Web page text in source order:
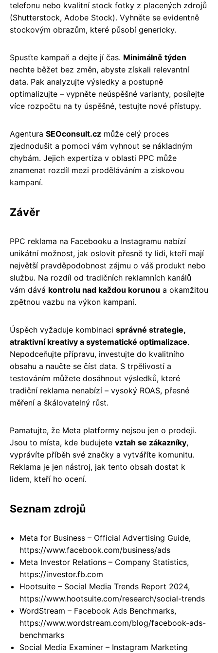
telefonu nebo kvalitní stock fotky z placených zdrojů
(Shutterstock, Adobe Stock). Vyhněte se evidentně
stockovým obrazům, které působí genericky.
Spusťte kampaň a dejte jí čas. Minimálně týden
nechte běžet bez změn, abyste získali relevantní
data. Pak analyzujte výsledky a postupně
optimalizujte – vypněte neúspěšné varianty, posílejte
více rozpočtu na ty úspěšné, testujte nové přístupy.
Agentura SEOconsult.cz může celý proces
zjednodušit a pomoci vám vyhnout se nákladným
chybám. Jejich expertíza v oblasti PPC může
znamenat rozdíl mezi proděláváním a ziskovou
kampaní.
Závěr
PPC reklama na Facebooku a Instagramu nabízí
unikátní možnost, jak oslovit přesně ty lidi, kteří mají
největší pravděpodobnost zájmu o váš produkt nebo
službu. Na rozdíl od tradičních reklamních kanálů
vám dává kontrolu nad každou korunou a okamžitou
zpětnou vazbu na výkon kampaní.
Úspěch vyžaduje kombinaci správné strategie,
atraktivní kreativy a systematické optimalizace.
Nepodceňujte přípravu, investujte do kvalitního
obsahu a naučte se číst data. S trpělivostí a
testováním můžete dosáhnout výsledků, které
tradiční reklama nenabízí – vysoký ROAS, přesné
měření a škálovatelný růst.
Pamatujte, že Meta platformy nejsou jen o prodeji.
Jsou to místa, kde budujete vztah se zákazníky,
vyprávíte příběh své značky a vytváříte komunitu.
Reklama je jen nástroj, jak tento obsah dostat k
lidem, kteří ho ocení.
Seznam zdrojů
Meta for Business – Official Advertising Guide,
https://www.facebook.com/business/ads
Meta Investor Relations – Company Statistics,
https://investor.fb.com
Hootsuite – Social Media Trends Report 2024,
https://www.hootsuite.com/research/social-trends
WordStream – Facebook Ads Benchmarks,
https://www.wordstream.com/blog/facebook-ads-
benchmarks
Social Media Examiner – Instagram Marketing